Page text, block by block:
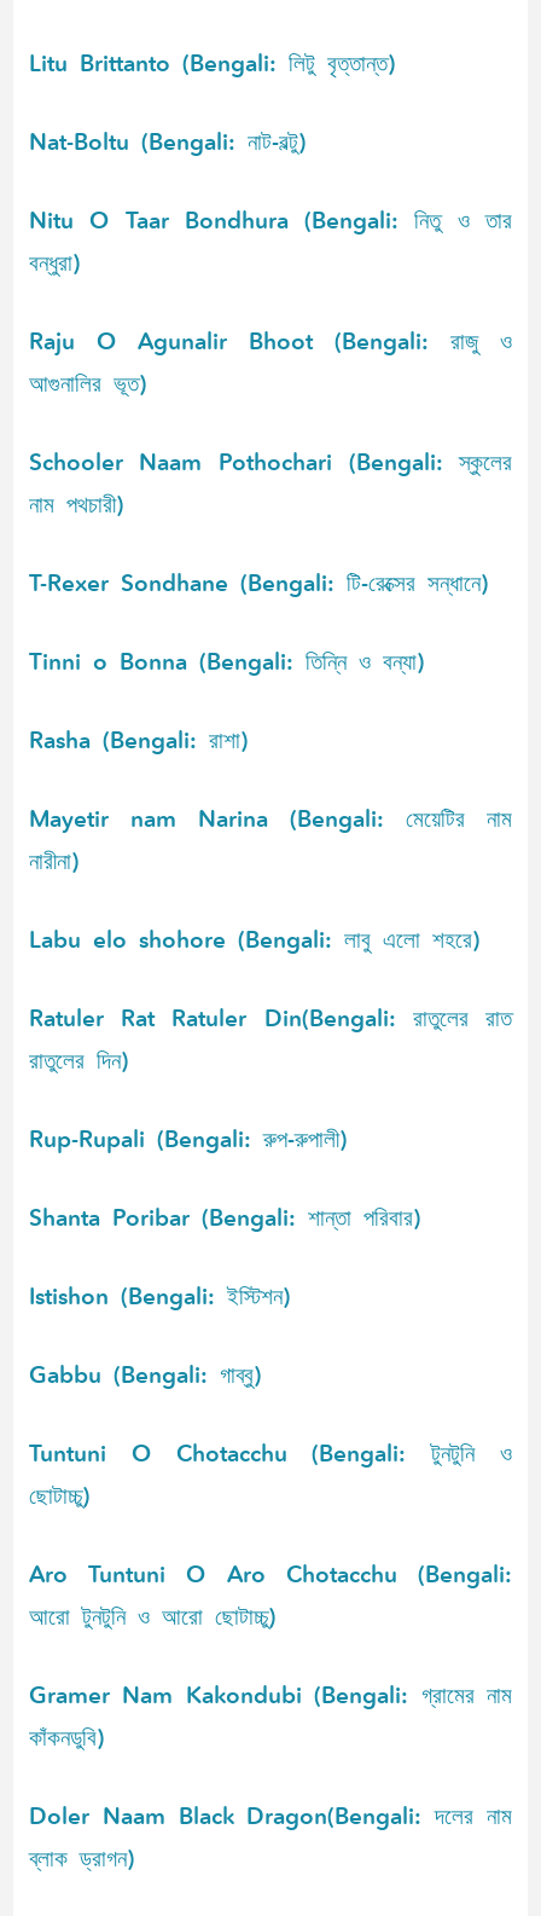
Litu Brittanto (Bengali: লিটু বৃত্তান্ত)
Nat-Boltu (Bengali: নাট-বল্টু)
Nitu O Taar Bondhura (Bengali: নিতু ও তার
বন্ধুরা)
Raju O Agunalir Bhoot (Bengali: রাজু ও
আগুনালির ভূত)
Schooler Naam Pothochari (Bengali: স্কুলের
নাম পথচারী)
T-Rexer Sondhane (Bengali: টি-রেক্সের সন্ধানে)
Tinni o Bonna (Bengali: তিন্নি ও বন্যা)
Rasha (Bengali: রাশা)
Mayetir nam Narina (Bengali: মেয়েটির নাম
নারীনা)
Labu elo shohore (Bengali: লাবু এলো শহরে)
Ratuler Rat Ratuler Din(Bengali: রাতুলের রাত
রাতুলের দিন)
Rup-Rupali (Bengali: রুপ-রুপালী)
Shanta Poribar (Bengali: শান্তা পরিবার)
Istishon (Bengali: ইস্টিশন)
Gabbu (Bengali: গাব্বু)
Tuntuni O Chotacchu (Bengali: টুনটুনি ও
ছোটাচ্চু)
Aro Tuntuni O Aro Chotacchu (Bengali:
আরো টুনটুনি ও আরো ছোটাচ্চু)
Gramer Nam Kakondubi (Bengali: গ্রামের নাম
কাঁকনডুবি)
Doler Naam Black Dragon(Bengali: দলের নাম
ব্লাক ড্রাগন)